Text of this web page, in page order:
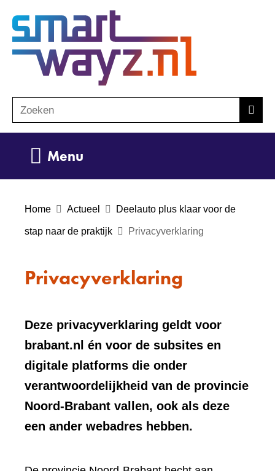
de
inhoud
o
e
Zoeken
Menu
Home Actueel Deelauto plus klaar voor de
stap naar de praktijk Privacyverklaring
Privacyverklaring
Deze privacyverklaring geldt voor
brabant.nl én voor de subsites en
digitale platforms die onder
verantwoordelijkheid van de provincie
Noord-Brabant vallen, ook als deze
een ander webadres hebben.